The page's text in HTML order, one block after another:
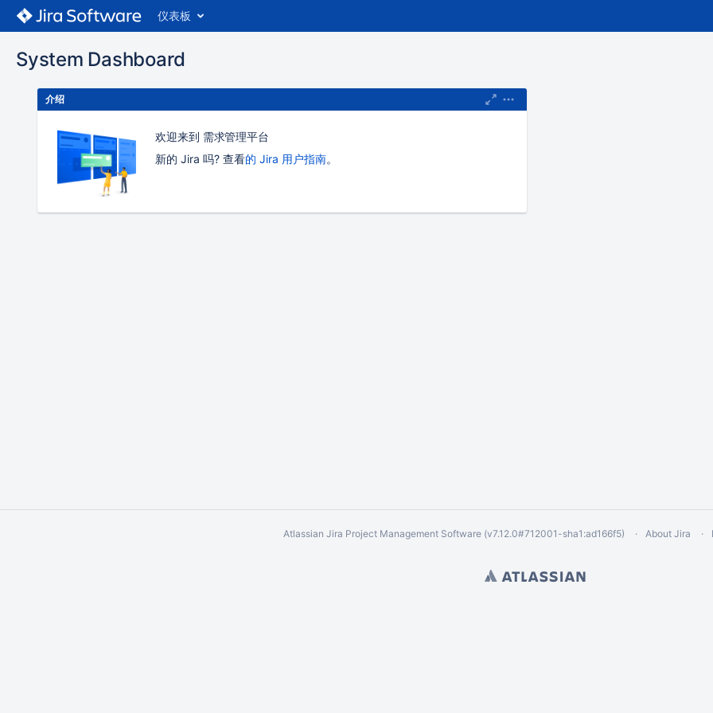
仪表板
System Dashboard
介绍
欢迎来到 需求管理平台
新的 Jira 吗? 查看的 Jira 用户指南。
Atlassian Jira Project Management Software (v7.12.0#712001-sha1:ad166f5) About Jira